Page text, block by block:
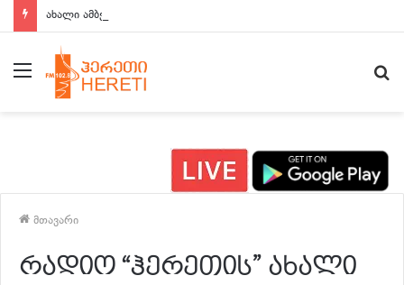
ახალი ამბები 15:00 საათზე
მენიუ
მთავარი
რადიო “ჰერეთის” ახალი